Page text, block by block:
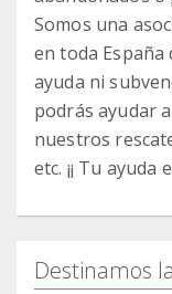
Somos una
en toda
ayuda ni
podrás ayudar
nuestros
etc. ¡¡ Tu ayuda
Destinamos